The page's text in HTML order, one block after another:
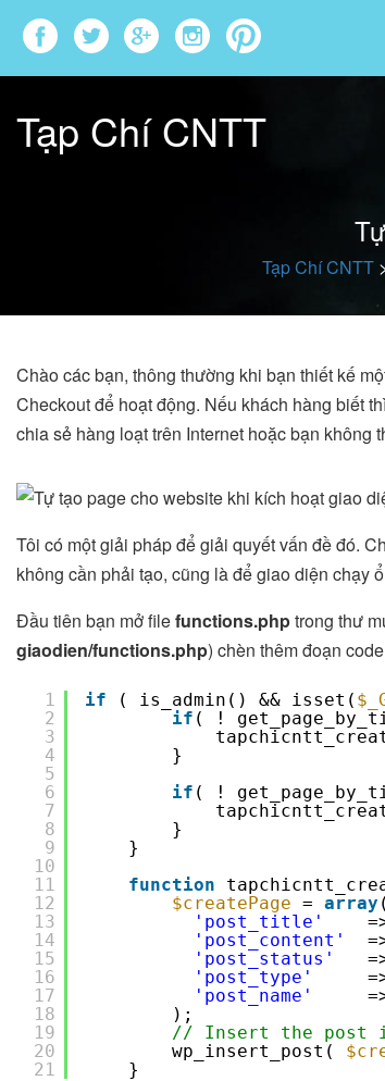
Tạp Chí CNTT
Tạp Chí CNTT>
Chào các bạn, thông thường khi bạn thiết kế
Checkout để hoạt động. Nếu khách hàng biết
chia sẻ hàng loạt trên Internet hoặc bạn không
Tôi có một giải pháp để giải quyết vấn đề đó.
không cần phải tạo, cũng là để giao diện chạy
Đầu tiên bạn mở filefunctions.phptrong thư
giaodien/functions.php) chèn thêm đoạn
1
2
3
4
5
6
7
8
9
10
11
12
13
14
15
16
17
18
19
20
21
if ( is_admin() && isset(
if ( !
}
if ( !
}
}
function
$createPage = array (
'post_title'
'post_content'
'post_status'
'post_type'
'post_name'
);
// Insert the post
wp_insert_post(
}